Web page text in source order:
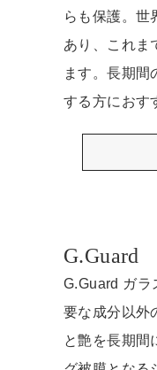
らも保護。世
あり、これま
ます。長期間
する方におす
G.Guard
G.Guard ガラ
要な成分以外
と艶を長期間